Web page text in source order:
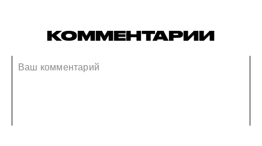
КОММЕНТАРИИ